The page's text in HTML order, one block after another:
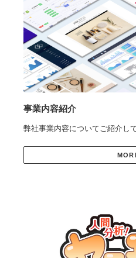
事業内容紹介
弊社事業内容についてご紹介し